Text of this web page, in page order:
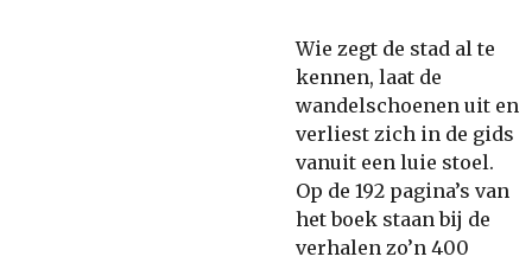
Wie zegt de stad al te
kennen, laat de
wandelschoenen uit en
verliest zich in de gids
vanuit een luie stoel.
Op de 192 pagina’s van
het boek staan bij de
verhalen zo’n 400